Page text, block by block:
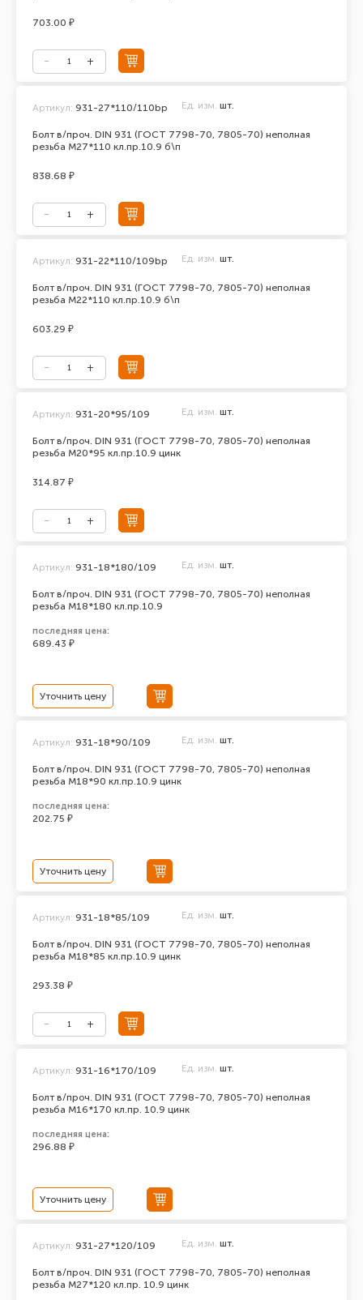
703.00 ₽
Болт в/проч. DIN 931 (ГОСТ 7798-70, 7805-70) неполная
резьба М27*110 кл.пр.10.9 б\п
Артикул: 931-27*110/110bp Ед. изм. шт.
838.68 ₽
Болт в/проч. DIN 931 (ГОСТ 7798-70, 7805-70) неполная
резьба М22*110 кл.пр.10.9 б\п
Артикул: 931-22*110/109bp Ед. изм. шт.
603.29 ₽
Болт в/проч. DIN 931 (ГОСТ 7798-70, 7805-70) неполная
резьба М20*95 кл.пр.10.9 цинк
Артикул: 931-20*95/109 Ед. изм. шт.
314.87 ₽
Болт в/проч. DIN 931 (ГОСТ 7798-70, 7805-70) неполная
резьба М18*180 кл.пр.10.9
Артикул: 931-18*180/109 Ед. изм. шт.
последняя цена:
689.43 ₽
Уточнить цену
Болт в/проч. DIN 931 (ГОСТ 7798-70, 7805-70) неполная
резьба М18*90 кл.пр.10.9 цинк
Артикул: 931-18*90/109 Ед. изм. шт.
последняя цена:
202.75 ₽
Уточнить цену
Болт в/проч. DIN 931 (ГОСТ 7798-70, 7805-70) неполная
резьба М18*85 кл.пр.10.9 цинк
Артикул: 931-18*85/109 Ед. изм. шт.
293.38 ₽
Болт в/проч. DIN 931 (ГОСТ 7798-70, 7805-70) неполная
резьба М16*170 кл.пр. 10.9 цинк
Артикул: 931-16*170/109 Ед. изм. шт.
последняя цена:
296.88 ₽
Уточнить цену
Болт в/проч. DIN 931 (ГОСТ 7798-70, 7805-70) неполная
резьба М27*120 кл.пр. 10.9 цинк
Артикул: 931-27*120/109 Ед. изм. шт.